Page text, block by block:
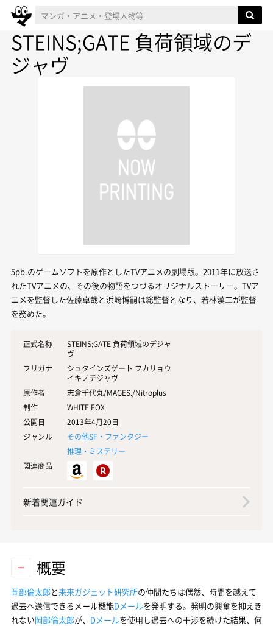
STEINS;GATE 負荷領域のデ
ジャヴ
5pb.のゲームソフトを原作としたTVアニメの劇場版。2011年に放送さ
れたTVアニメの、その後の物語をつづるオリジナルストーリー。TVア
ニメを監督した佐藤卓哉と浜崎博嗣は総監督となり、若林漢二が監督
を務めた。
正式名称
STEINS;GATE 負荷領域のデジャ
ヴ
フリガナ
シュタインズゲート フカリョウ
イキノデジャヴ
原作者
志倉千代丸/MAGES./Nitroplus
制作
WHITE FOX
公開日
2013年4月20日
ジャンル
その他SF・ファンタジー
推理・ミステリー
関連商品
新着関連ガイド
概要
岡部倫太郎と未来ガジェット研究所の仲間たちは偶然、時間を越えて
過去へ送信できるメール機能Dメールを発明する。発明の興奮を抑えき
れない岡部倫太郎が、 Dメールを使用し過去への干渉を続けた結果、何